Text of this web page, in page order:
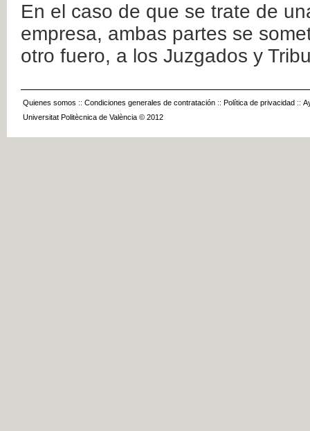
En el caso de que se trate de
empresa, ambas partes se
otro fuero, a los Juzgados y
Quienes somos :: Condiciones generales de contratación :: Política de privacidad ::
Universitat Politècnica de València © 2012